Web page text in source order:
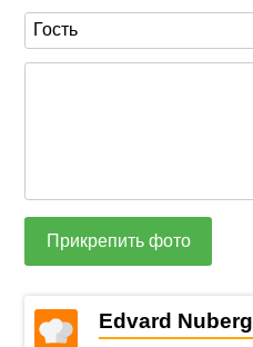
Прикрепить фото
Edvard Nuberg